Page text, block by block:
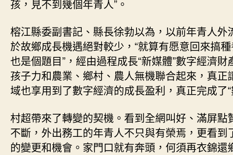
孩，見不到幾個年青人”。
榕江縣委副書記、縣長徐勃以為，以前年青人外
於故鄉成長機遇絕對較少，“就算有愿意回來搞
也是個題目”，經由過程成長“新媒體”數字經濟財
孩子力和農業、鄉村、農人無機聯合起來，真正
域也享用到了數字經濟的成長盈利，真正完成了“
村超帶來了轉變的契機。看到全網叫好、滿屏點
不斷，外出務工的年青人不只與有榮焉，更看到
的變更和機會。家門口就有奔頭，何須再衣錦還